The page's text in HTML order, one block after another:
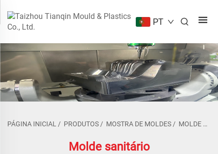
PT
PÁGINA INICIAL / PRODUTOS / MOSTRA DE MOLDES / MOLDE SANITÁRIO
Molde sanitário